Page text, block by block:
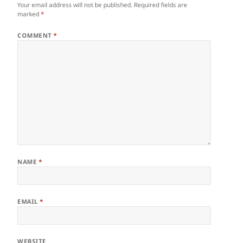
Your email address will not be published. Required fields are
marked*
COMMENT*
NAME *
EMAIL*